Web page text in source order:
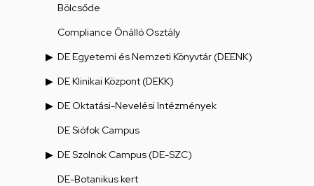
Bölcsőde
Compliance Önálló Osztály
DE Egyetemi és Nemzeti Könyvtár (DEENK)
DE Klinikai Központ (DEKK)
DE Oktatási-Nevelési Intézmények
DE Siófok Campus
DE Szolnok Campus (DE-SZC)
DE-Botanikus kert